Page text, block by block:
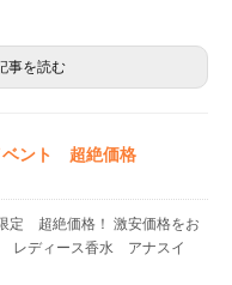
事を読む
ベント 超絶価格
定 超絶価格！ 激安価格をお
レディース香水 アナスイ